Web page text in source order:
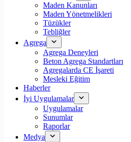
Maden Kanunları
Maden Yönetmelikleri
Tüzükler
Tebliğler
Agrega
Agrega Deneyleri
Beton Agrega Standartları
Agregalarda CE İşareti
Mesleki Eğitim
Haberler
İyi Uygulamalar
Uygulamalar
Sunumlar
Raporlar
Medya